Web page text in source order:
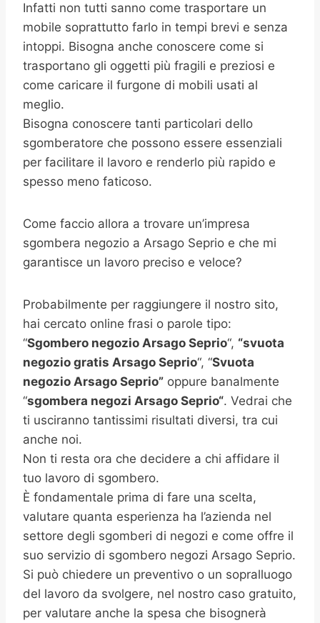
Infatti non tutti sanno come trasportare un
mobile soprattutto farlo in tempi brevi e senza
intoppi. Bisogna anche conoscere come si
trasportano gli oggetti più fragili e preziosi e
come caricare il furgone di mobili usati al
meglio.
Bisogna conoscere tanti particolari dello
sgomberatore che possono essere essenziali
per facilitare il lavoro e renderlo più rapido e
spesso meno faticoso.
Come faccio allora a trovare un’impresa
sgombera negozio a Arsago Seprio e che mi
garantisce un lavoro preciso e veloce?
Probabilmente per raggiungere il nostro sito,
hai cercato online frasi o parole tipo:
“Sgombero negozio Arsago Seprio“, “svuota
negozio gratis Arsago Seprio“, “Svuota
negozio Arsago Seprio” oppure banalmente
“sgombera negozi Arsago Seprio“. Vedrai che
ti usciranno tantissimi risultati diversi, tra cui
anche noi.
Non ti resta ora che decidere a chi affidare il
tuo lavoro di sgombero.
È fondamentale prima di fare una scelta,
valutare quanta esperienza ha l’azienda nel
settore degli sgomberi di negozi e come offre il
suo servizio di sgombero negozi Arsago Seprio.
Si può chiedere un preventivo o un sopralluogo
del lavoro da svolgere, nel nostro caso gratuito,
per valutare anche la spesa che bisognerà